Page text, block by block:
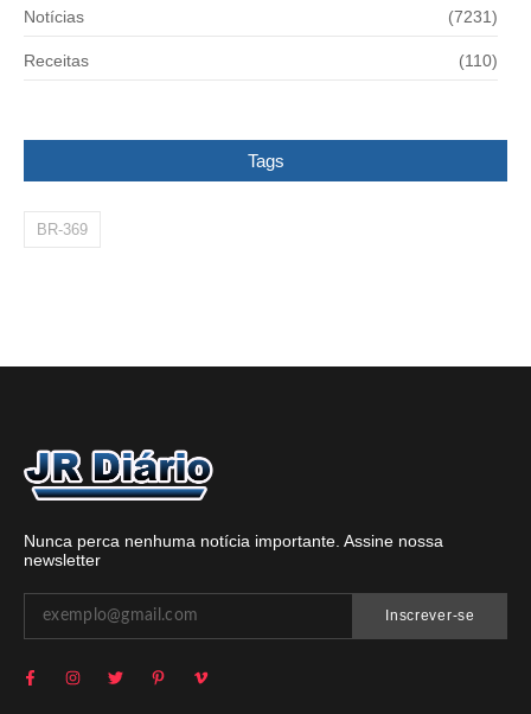
Notícias (7231)
Receitas (110)
Tags
BR-369
Nunca perca nenhuma notícia importante. Assine nossa
newsletter
Inscrever-se